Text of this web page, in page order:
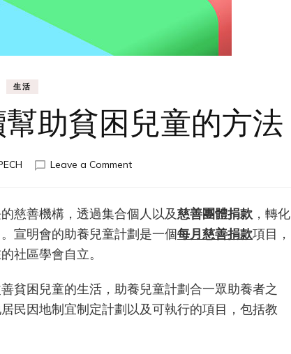
生活
助貧困兒童的方法
Leave a Commenton
團
體
捐
續
幫
助
慈善機構，透過集合個人以及慈善團體捐款 ，轉化
宣明會的助養兒童計劃是一個每月慈善捐款項目，
社區學會自立。
貧困兒童的生活，助養兒童計劃合一眾助養者之
民因地制宜制定計劃以及可執行的項目，包括教